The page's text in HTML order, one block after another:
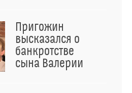
Пригожин
высказался о
банкротстве
сына Валерии